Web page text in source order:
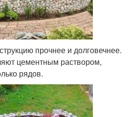
прочнее и долговечнее.
цементным раствором,
рядов.